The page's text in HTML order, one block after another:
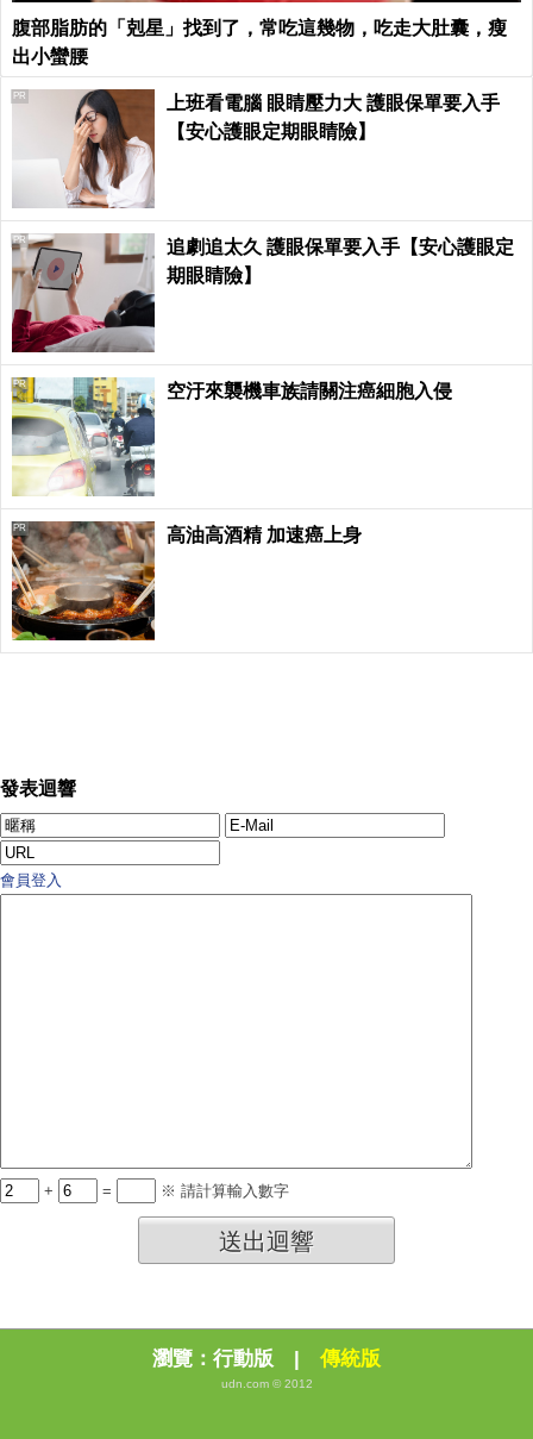
腹部脂肪的「剋星」找到了，常吃這幾物，吃走大肚囊，瘦
出小蠻腰
上班看電腦 眼睛壓力大 護眼保單要入手
【安心護眼定期眼睛險】
PR
追劇追太久 護眼保單要入手【安心護眼定
期眼睛險】
PR
空汙來襲機車族請關注癌細胞入侵
PR
高油高酒精 加速癌上身
PR
發表迴響
會員登入
+ = ※ 請計算輸入數字
送出迴響
瀏覽： 行動版 | 傳統版
udn.com © 2012